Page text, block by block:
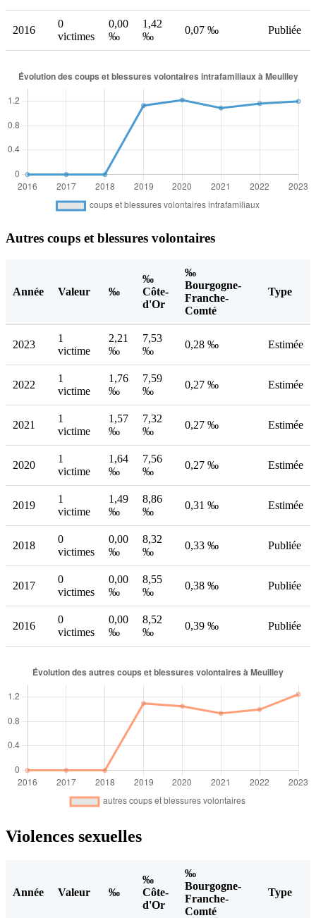
2016
0
victimes
0,00
‰
1,42
‰
0,07 ‰ Publiée
Autres coups et blessures volontaires
Année Valeur ‰
‰
Côte-
d'Or
‰
Bourgogne-
Franche-
Comté
Type
2023
1
victime
2,21
‰
7,53
‰
0,28 ‰ Estimée
2022
1
victime
1,76
‰
7,59
‰
0,27 ‰ Estimée
2021
1
victime
1,57
‰
7,32
‰
0,27 ‰ Estimée
2020
1
victime
1,64
‰
7,56
‰
0,27 ‰ Estimée
2019
1
victime
1,49
‰
8,86
‰
0,31 ‰ Estimée
2018
0
victimes
0,00
‰
8,32
‰
0,33 ‰ Publiée
2017
0
victimes
0,00
‰
8,55
‰
0,38 ‰ Publiée
2016
0
victimes
0,00
‰
8,52
‰
0,39 ‰ Publiée
Violences sexuelles
Année Valeur ‰
‰
Côte-
d'Or
‰
Bourgogne-
Franche-
Comté
Type